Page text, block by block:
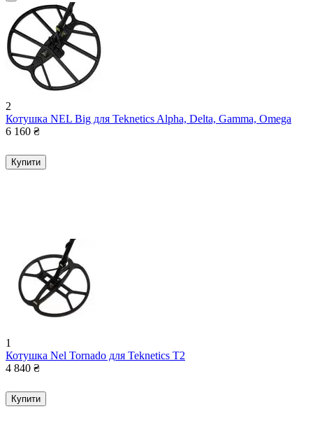
2
Котушка NEL Big для Teknetics Alpha, Delta, Gamma, Omega
6 160 ₴
Купити
1
Котушка Nel Tornado для Teknetics T2
4 840 ₴
Купити